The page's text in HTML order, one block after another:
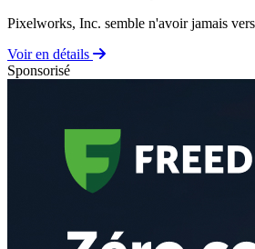
Pixelworks, Inc. semble n'avoir jamais
Voir en détails
Sponsorisé